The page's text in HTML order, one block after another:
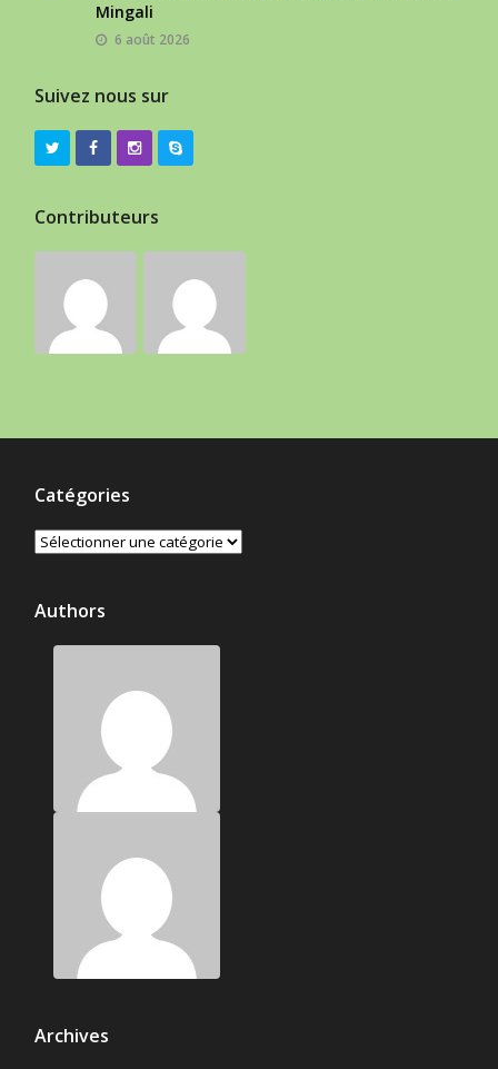
Mingali
6 août 2026
Suivez nous sur
Contributeurs
Catégories
Catégories
Authors
Archives